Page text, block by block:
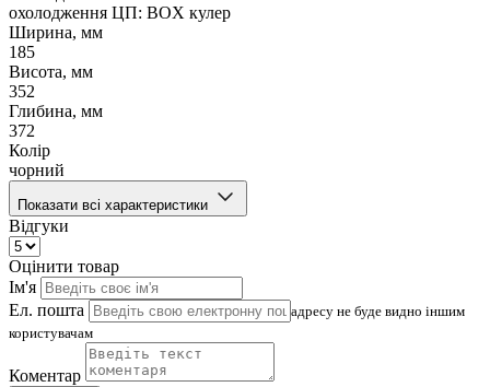
охолодження ЦП: BOX кулер
Ширина, мм
185
Висота, мм
352
Глибина, мм
372
Колір
чорний
Показати всі характеристики
Відгуки
Оцінити товар
Ім'я
Ел. пошта
адресу не буде видно іншим
користувачам
Коментар